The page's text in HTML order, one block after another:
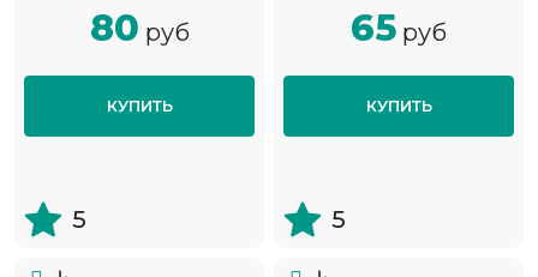
80 руб
КУПИТЬ
5
65 руб
КУПИТЬ
5